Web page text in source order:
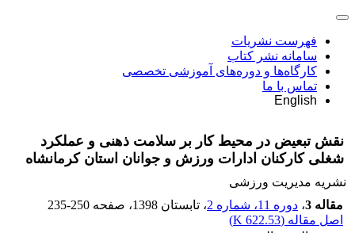
فهرست نشریات
سامانه نشر کتاب
کارگاه‌ها و دوره‌های آموزشی تخصصی
تماس با ما
English
نقش تبعیض در محیط کار بر سلامت ذهنی و عملکرد
شغلی کارکنان ادارات ورزش و جوانان استان کرمانشاه
نشریه مدیریت ورزشی
مقاله 3
، دوره 11، شماره 2 ، تابستان 1398 ، صفحه 235-250
اصل مقاله (622.53 K
)